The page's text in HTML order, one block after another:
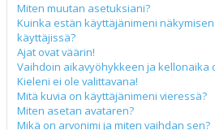
Miten muutan asetuksiani?
Kuinka estän käyttäjänimeni
käyttäjissä?
Ajat ovat väärin!
Vaihdoin aikavyöhykkeen ja kellonaika
Kieleni ei ole valittavana!
Mitä kuvia on käyttäjänimeni vieressä?
Miten asetan avataren?
Mikä on arvonimi ja miten vaihdan sen?